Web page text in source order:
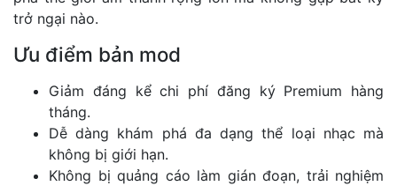
trở ngại nào.
Ưu điểm bản mod
Giảm đáng kể chi phí đăng ký Premium hàng
tháng.
Dễ dàng khám phá đa dạng thể loại nhạc mà
không bị giới hạn.
Không bị quảng cáo làm gián đoạn, trải nghiệm